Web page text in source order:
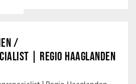
/
| REGIO HAAGLANDEN